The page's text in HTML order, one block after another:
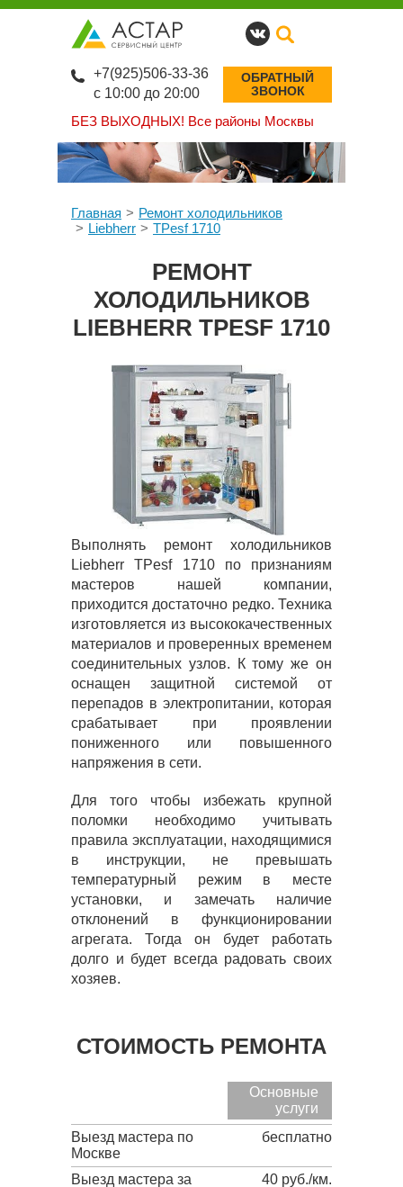
БЕЗ ВЫХОДНЫХ! Все районы Москвы
+7(925)506-33-36
с 10:00 до 20:00
ОБРАТНЫЙ
ЗВОНОК
Главная
Ремонт холодильников
Liebherr
TPesf 1710
РЕМОНТ
ХОЛОДИЛЬНИКОВ
LIEBHERR TPESF 1710
Выполнять ремонт холодильников
Liebherr TPesf 1710 по признаниям
мастеров нашей компании,
приходится достаточно редко. Техника
изготовляется из высококачественных
материалов и проверенных временем
соединительных узлов. К тому же он
оснащен защитной системой от
перепадов в электропитании, которая
срабатывает при проявлении
пониженного или повышенного
напряжения в сети.
Для того чтобы избежать крупной
поломки необходимо учитывать
правила эксплуатации, находящимися
в инструкции, не превышать
температурный режим в месте
установки, и замечать наличие
отклонений в функционировании
агрегата. Тогда он будет работать
долго и будет всегда радовать своих
хозяев.
СТОИМОСТЬ РЕМОНТА
Основные
услуги
Выезд мастера по
Москве
бесплатно
Выезд мастера за
40 руб./км.